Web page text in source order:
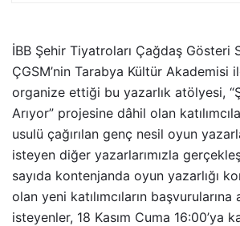
İBB Şehir Tiyatroları Çağdaş Gösteri
ÇGSM’nin Tarabya Kültür Akademisi
organize ettiği bu yazarlık atölyesi,
Arıyor” projesine dâhil olan
usulü çağırılan genç nesil oyun
isteyen diğer yazarlarımızla
sayıda kontenjanda oyun yazarlığı
olan yeni katılımcıların başvurularına
isteyenler, 18 Kasım Cuma 16:00’ya